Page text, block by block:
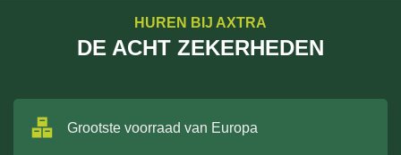
HUREN BIJ AXTRA
DE ACHT ZEKERHEDEN
Grootste voorraad van Europa